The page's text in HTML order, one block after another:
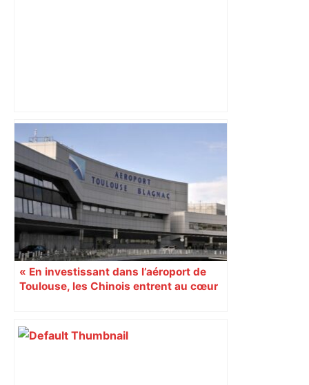
Alliance PS/LFI à Toulouse : Marc
Sztulman claque la porte – RMC
« En investissant dans l’aéroport de
Toulouse, les Chinois entrent au cœur